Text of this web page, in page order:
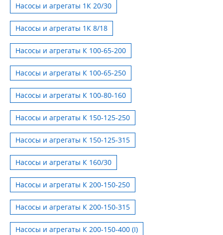
Насосы и агрегаты 1К 20/30
Насосы и агрегаты 1К 8/18
Насосы и агрегаты К 100-65-200
Насосы и агрегаты К 100-65-250
Насосы и агрегаты К 100-80-160
Насосы и агрегаты К 150-125-250
Насосы и агрегаты К 150-125-315
Насосы и агрегаты К 160/30
Насосы и агрегаты К 200-150-250
Насосы и агрегаты К 200-150-315
Насосы и агрегаты К 200-150-400 (I)